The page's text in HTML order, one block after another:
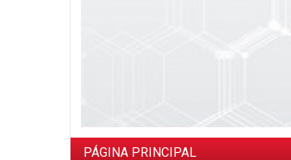
PÁGINA PRINCIPAL